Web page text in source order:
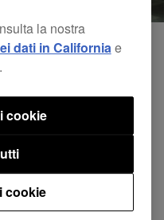
the DDJ-SB3
la nostra
dati in Californiae
cookie
cookie